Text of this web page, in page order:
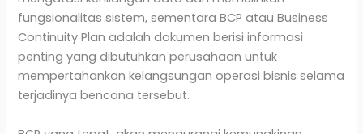
fungsionalitas sistem, sementara BCP atau Business
Continuity Plan adalah dokumen berisi informasi
penting yang dibutuhkan perusahaan untuk
mempertahankan kelangsungan operasi bisnis selama
terjadinya bencana tersebut.